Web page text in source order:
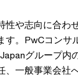
性や志向に合わ
す。PwCコンサ
グループ内
、一般事業会社